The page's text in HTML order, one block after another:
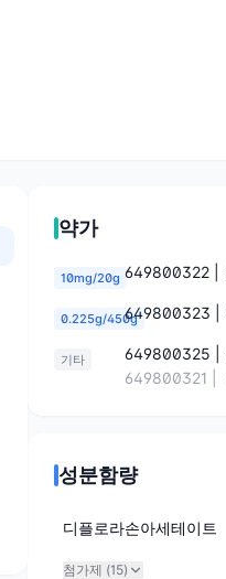
약가
10mg/20g 649800322 |
0.225g/450g649800323 |
기타 649800325 |
649800321 |
성분함량
디플로라손아세테이트
첨가제 (15)